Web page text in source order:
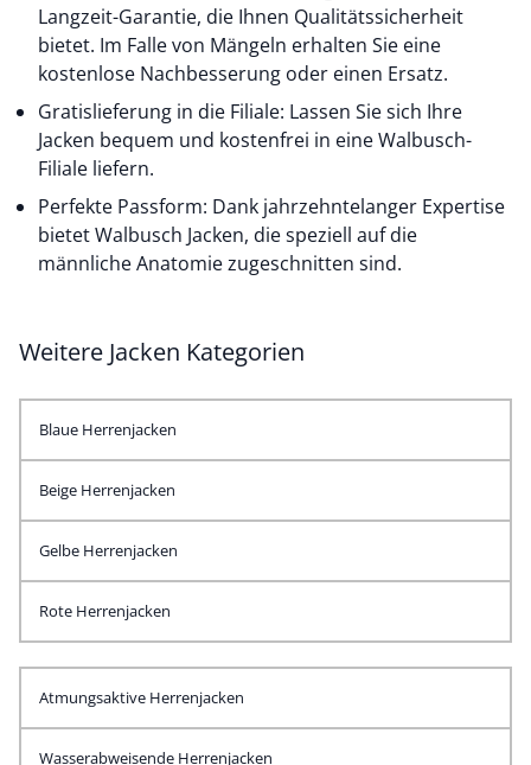
Langzeit-Garantie, die Ihnen Qualitätssicherheit
bietet. Im Falle von Mängeln erhalten Sie eine
kostenlose Nachbesserung oder einen Ersatz.
Gratislieferung in die Filiale: Lassen Sie sich Ihre
Jacken bequem und kostenfrei in eine Walbusch-
Filiale liefern.
Perfekte Passform: Dank jahrzehntelanger Expertise
bietet Walbusch Jacken, die speziell auf die
männliche Anatomie zugeschnitten sind.
Weitere Jacken Kategorien
Blaue Herrenjacken
Beige Herrenjacken
Gelbe Herrenjacken
Rote Herrenjacken
Atmungsaktive Herrenjacken
Wasserabweisende Herrenjacken